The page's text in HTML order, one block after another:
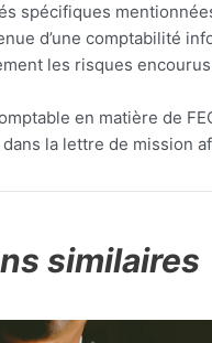
spécifiques
d’une comptabilité
les risques
en matière de
la lettre de mission
similaires